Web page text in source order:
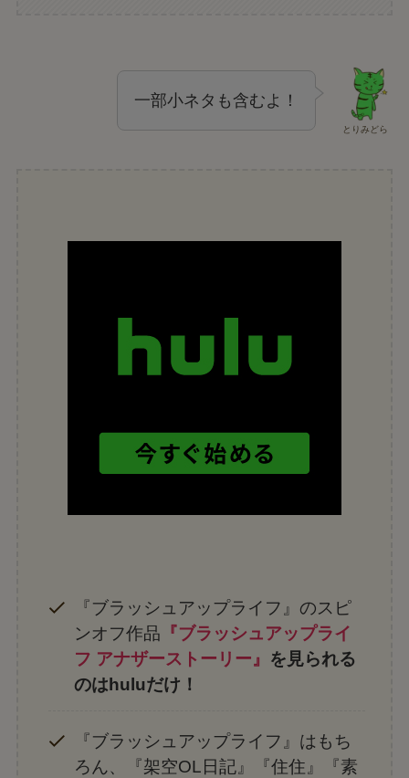
とりみどら
一部小ネタも含むよ！
『ブラッシュアップライフ』のスピ
ンオフ作品 『ブラッシュアップライ
フ アナザーストーリー』 を見られる
のはhuluだけ！
『ブラッシュアップライフ』はもち
ろん、『架空OL日記』『住住』『素